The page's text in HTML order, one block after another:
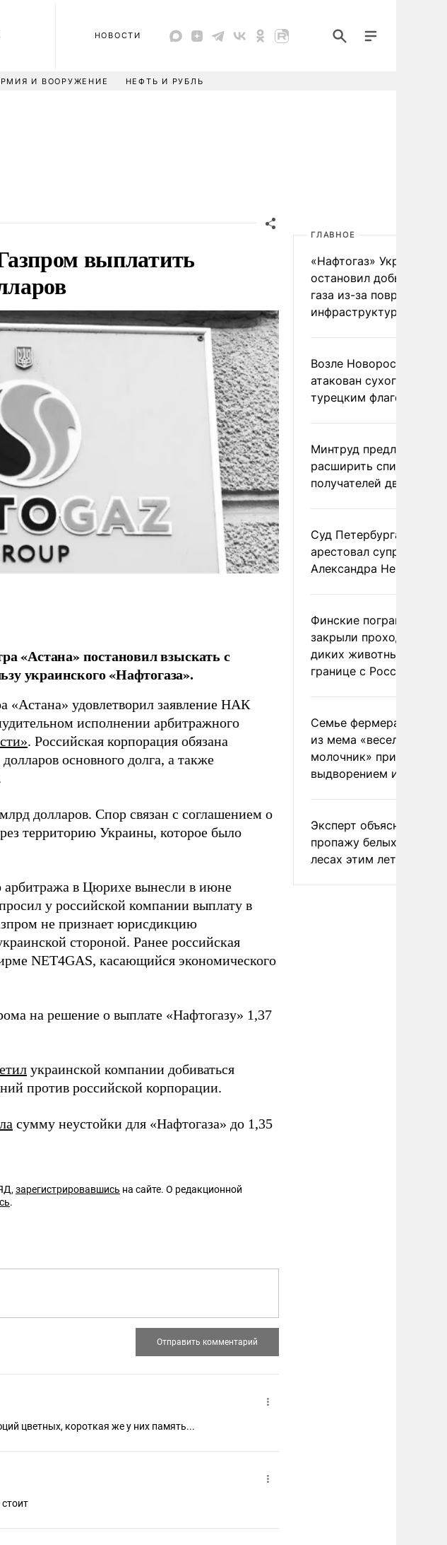
НОВОСТИ
И ВООРУЖЕНИЕ НЕФТЬ И РУБЛЬ
выплатить
«Астана» постановил взыскать с
украинского «Нафтогаза».
«Астана» удовлетворил заявление НАК
исполнении арбитражного
. Российская корпорация обязана
основного долга, а также
долларов. Спор связан с соглашением о
территорию Украины, которое было
арбитража в Цюрихе вынесли в июне
у российской компании выплату в
не признает юрисдикцию
стороной. Ранее российская
NET4GAS, касающийся экономического
на решение о выплате «Нафтогазу» 1,37
украинской компании добиваться
против российской корпорации.
сумму неустойки для «Нафтогаза» до 1,35
зарегистрировавшись на сайте. О редакционной
.
цветных, короткая же у них память...
ГЛАВНОЕ
«Нафтогаз» Украины
остановил добычу
газа из-за повреждения
инфраструктуры
Возле Новороссийска
атакован сухогруз под
турецким флагом
Минтруд предложил
расширить список
получателей двух
Суд Петербурга заочно
арестовал супругу
Александра Невзорова
Финские пограничники
закрыли проходы для
диких животных на
границе с Россией
Семье фермера
из мема «веселый
молочник» пригрозили
выдворением из
Эксперт объяснил
пропажу белых грибов
лесах этим летом